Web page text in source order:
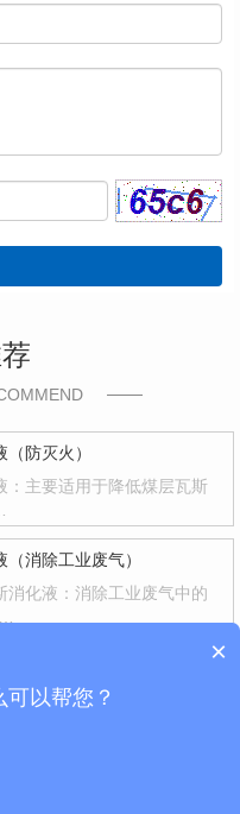
防灭火）
：主要适用于降低煤层瓦斯
消除工业废气）
消化液：消除工业废气中的
石油）消化液主要用于石油
×
以帮您？